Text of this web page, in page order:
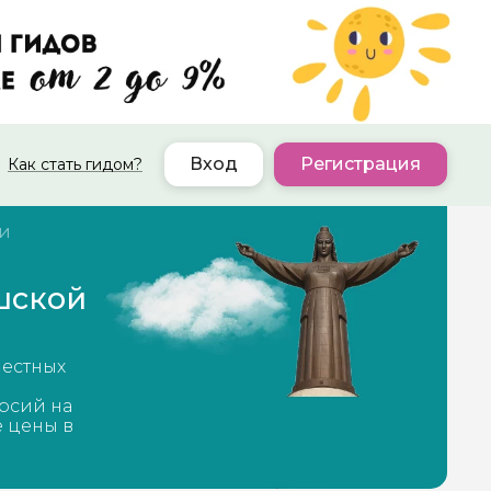
Как стать гидом? Вход Регистрация
на
цены в